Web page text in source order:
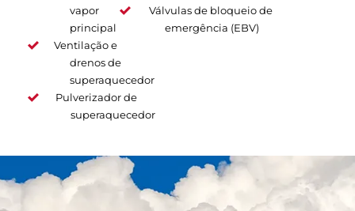
vapor
principal
Ventilação e
drenos de
superaquecedor
Pulverizador de
superaquecedor
Válvulas de bloqueio de
emergência (EBV)